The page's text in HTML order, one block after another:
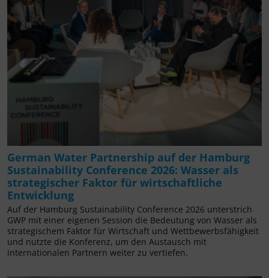
German Water Partnership auf der Hamburg
Sustainability Conference 2026: Wasser als
strategischer Faktor für wirtschaftliche
Entwicklung
Auf der Hamburg Sustainability Conference 2026 unterstrich
GWP mit einer eigenen Session die Bedeutung von Wasser als
strategischem Faktor für Wirtschaft und Wettbewerbsfähigkeit
und nutzte die Konferenz, um den Austausch mit
internationalen Partnern weiter zu vertiefen.